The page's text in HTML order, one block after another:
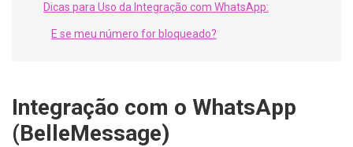
Dicas para Uso da Integração com WhatsApp:
E se meu número for bloqueado?
Integração com o WhatsApp
(BelleMessage)